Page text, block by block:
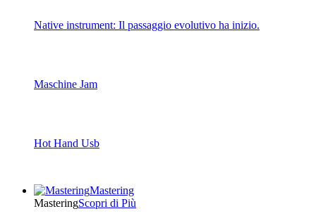
Native instrument: Il passaggio evolutivo ha inizio.
Maschine Jam
Hot Hand Usb
Mastering
MasteringScopri di Più